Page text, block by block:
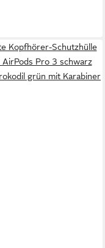
Kopfhörer-Schutzhülle
AirPods Pro 3 schwarz
grün mit Karabiner